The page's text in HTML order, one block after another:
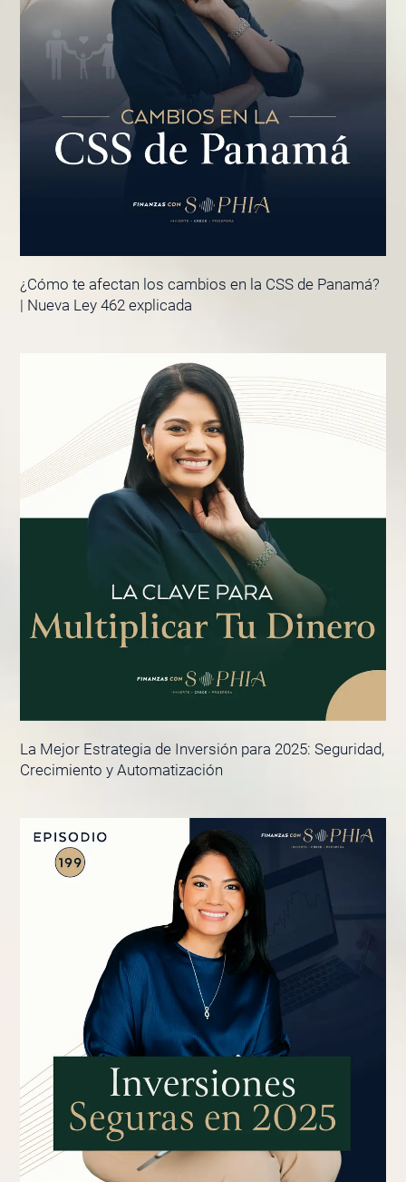
¿Cómo te afectan los cambios en la CSS de Panamá?
| Nueva Ley 462 explicada
La Mejor Estrategia de Inversión para 2025: Seguridad,
Crecimiento y Automatización